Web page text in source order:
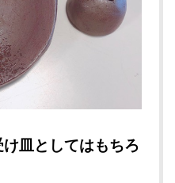
皿としてはもちろ